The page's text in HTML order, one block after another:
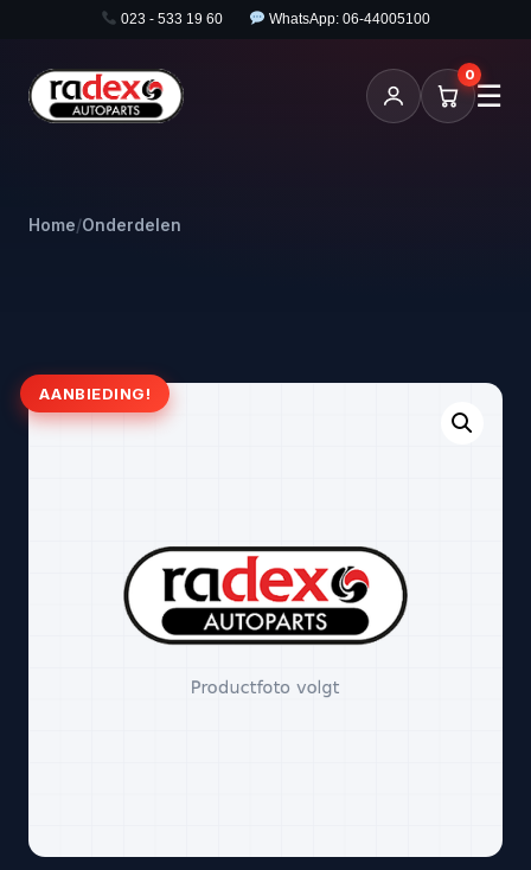
023 - 533 19 60 WhatsApp: 06-44005100
0
☰
Home/Onderdelen
AANBIEDING!